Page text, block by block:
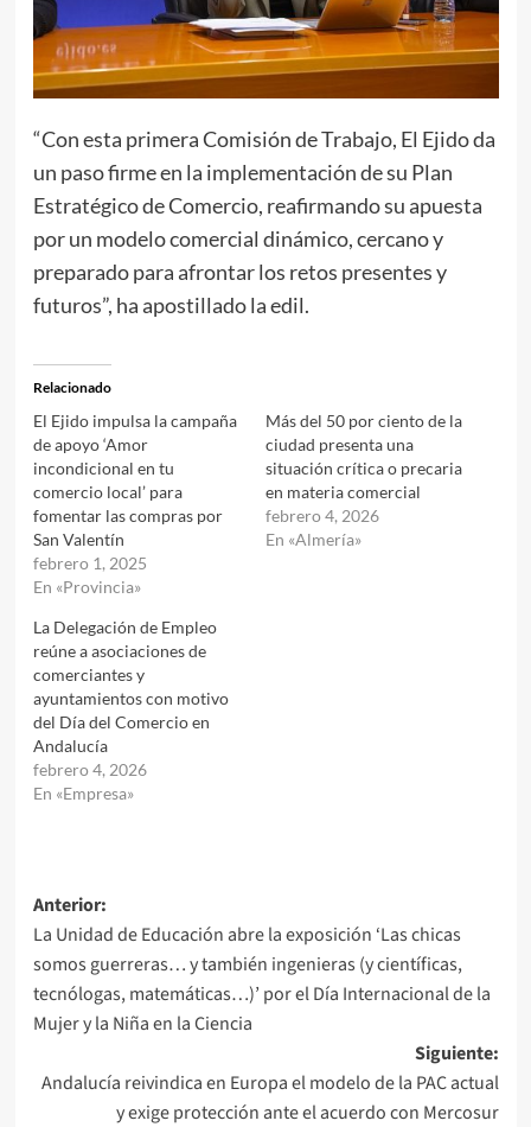
“Con esta primera Comisión de Trabajo, El Ejido da
un paso firme en la implementación de su Plan
Estratégico de Comercio, reafirmando su apuesta
por un modelo comercial dinámico, cercano y
preparado para afrontar los retos presentes y
futuros”, ha apostillado la edil.
Relacionado
El Ejido impulsa la campaña
de apoyo ‘Amor
incondicional en tu
comercio local’ para
fomentar las compras por
San Valentín
febrero 1, 2025
En «Provincia»
Más del 50 por ciento de la
ciudad presenta una
situación crítica o precaria
en materia comercial
febrero 4, 2026
En «Almería»
La Delegación de Empleo
reúne a asociaciones de
comerciantes y
ayuntamientos con motivo
del Día del Comercio en
Andalucía
febrero 4, 2026
En «Empresa»
Navegación
de
entradas
Anterior:
La Unidad de Educación abre la exposición ‘Las chicas
somos guerreras… y también ingenieras (y científicas,
tecnólogas, matemáticas…)’ por el Día Internacional de la
Mujer y la Niña en la Ciencia
Siguiente:
Andalucía reivindica en Europa el modelo de la PAC actual
y exige protección ante el acuerdo con Mercosur